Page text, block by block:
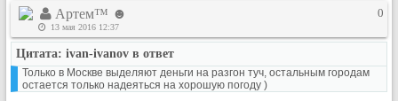
Пользователи / Поиск
Группы
Норм
Музыкальный архив
Артем™ ☻
13 мая 2016 12:37
0
Цитата: ivan-ivanov в ответ
Только в Москве выделяют деньги на разгон туч, остальным городам
остается только надеяться на хорошую погоду )